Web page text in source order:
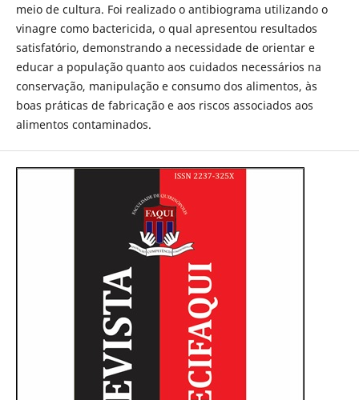
meio de cultura. Foi realizado o antibiograma utilizando o
vinagre como bactericida, o qual apresentou resultados
satisfatório, demonstrando a necessidade de orientar e
educar a população quanto aos cuidados necessários na
conservação, manipulação e consumo dos alimentos, às
boas práticas de fabricação e aos riscos associados aos
alimentos contaminados.